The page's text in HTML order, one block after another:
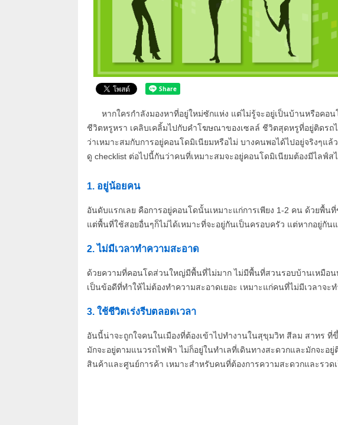
หากใครกำลังมองหาที่อยู่ใหม่ซักแห่ง แต่ไม่รู้จะอยู่เป็นบ้านหรือคอ
ชีวิตหรูหรา เคลิบเคลิ้มไปกับคำโฆษณาของเซลล์ ชีวิตสุดหรูที่อยู่ติดร
ว่าเหมาะสมกับการอยู่คอนโดมิเนียมหรือไม่ บางคนพอได้ไปอยู่จริงๆแล้
ดู checklist ต่อไปนี้กันว่าคนที่เหมาะสมจะอยู่คอนโดมิเนียมต้องมีไลฟ์ส
1. อยู่น้อยคน
อันดับแรกเลย คือการอยู่คอนโดนั้นเหมาะแก่การเพียง 1-2 คน ด้วยพื้
แต่พื้นที่ใช้สอยอื่นๆก็ไม่ได้เหมาะที่จะอยู่กันเป็นครอบครัว แต่หากอยู่กัน
2. ไม่มีเวลาทำความสะอาด
ด้วยความที่คอนโดส่วนใหญ่มีพื้นที่ไม่มาก ไม่มีพื้นที่สวนรอบบ้านเหมือน
เป็นข้อดีที่ทำให้ไม่ต้องทำความสะอาดเยอะ เหมาะแก่คนที่ไม่มีเวลาจะ
3. ใช้ชีวิตเร่งรีบตลอดเวลา
อันนี้น่าจะถูกใจคนในเมืองที่ต้องเข้าไปทำงานในสุขุมวิท สีลม สาทร
มักจะอยู่ตามแนวรถไฟฟ้า ไม่ก็อยู่ในทำเลที่เดินทางสะดวกและมักจะอ
สินค้าและศูนย์การค้า เหมาะสำหรับคนที่ต้องการความสะดวกและรวดเ